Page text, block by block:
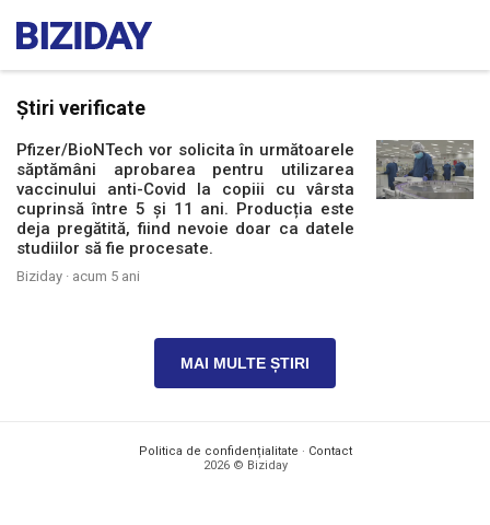
Știri verificate
Pfizer/BioNTech vor solicita în următoarele
săptămâni aprobarea pentru utilizarea
vaccinului anti-Covid la copiii cu vârsta
cuprinsă între 5 și 11 ani. Producția este
deja pregătită, fiind nevoie doar ca datele
studiilor să fie procesate.
Biziday · acum 5 ani
MAI MULTE ȘTIRI
Politica de confidențialitate · Contact
2026 © Biziday